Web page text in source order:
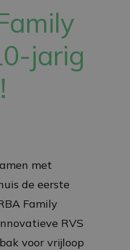
jarig
met
de eerste
Family
RVS
voor vrijloop